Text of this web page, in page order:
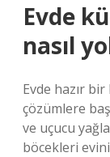
Evde
nasıl
Evde hazır
çözümlere
ve uçucu
böcekleri